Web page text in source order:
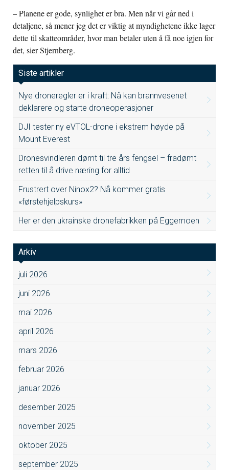
– Planene er gode, synlighet er bra. Men når vi går ned i
detaljene, så mener jeg det er viktig at myndighetene ikke lager
dette til skatteområder, hvor man betaler uten å få noe igjen for
det, sier Stjernberg.
Siste artikler
Nye droneregler er i kraft: Nå kan brannvesenet
deklarere og starte droneoperasjoner
DJI tester ny eVTOL-drone i ekstrem høyde på
Mount Everest
Dronesvindleren dømt til tre års fengsel – fradømt
retten til å drive næring for alltid
Frustrert over Ninox2? Nå kommer gratis
«førstehjelpskurs»
Her er den ukrainske dronefabrikken på Eggemoen
Arkiv
juli 2026
juni 2026
mai 2026
april 2026
mars 2026
februar 2026
januar 2026
desember 2025
november 2025
oktober 2025
september 2025